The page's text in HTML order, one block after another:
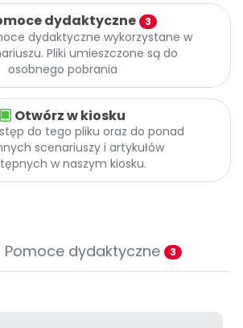
numery
dydaktyczne 3
dydaktyczne wykorzystane w
Pliki umieszczone są do
osobnego pobrania
Otwórz w kiosku
do tego pliku oraz do ponad
scenariuszy i artykułów
w naszym kiosku.
Pomoce dydaktyczne 3